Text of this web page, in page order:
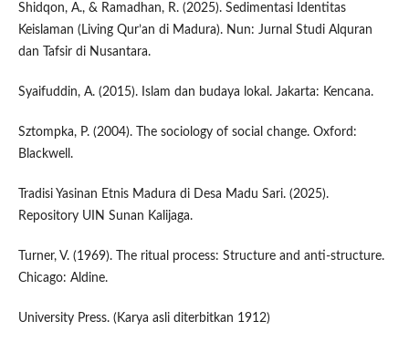
Shidqon, A., & Ramadhan, R. (2025). Sedimentasi Identitas
Keislaman (Living Qur’an di Madura). Nun: Jurnal Studi Alquran
dan Tafsir di Nusantara.
Syaifuddin, A. (2015). Islam dan budaya lokal. Jakarta: Kencana.
Sztompka, P. (2004). The sociology of social change. Oxford:
Blackwell.
Tradisi Yasinan Etnis Madura di Desa Madu Sari. (2025).
Repository UIN Sunan Kalijaga.
Turner, V. (1969). The ritual process: Structure and anti-structure.
Chicago: Aldine.
University Press. (Karya asli diterbitkan 1912)